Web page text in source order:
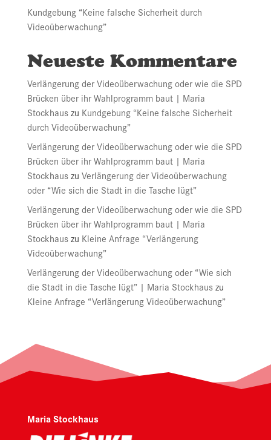
Kundgebung “Keine falsche Sicherheit durch
Videoüberwachung”
Neueste Kommentare
Verlängerung der Videoüberwachung oder wie die SPD
Brücken über ihr Wahlprogramm baut | Maria
Stockhauszu Kundgebung “Keine falsche Sicherheit
durch Videoüberwachung”
Verlängerung der Videoüberwachung oder wie die SPD
Brücken über ihr Wahlprogramm baut | Maria
Stockhauszu Verlängerung der Videoüberwachung
oder “Wie sich die Stadt in die Tasche lügt”
Verlängerung der Videoüberwachung oder wie die SPD
Brücken über ihr Wahlprogramm baut | Maria
Stockhauszu Kleine Anfrage “Verlängerung
Videoüberwachung”
Verlängerung der Videoüberwachung oder “Wie sich
die Stadt in die Tasche lügt” | Maria Stockhauszu
Kleine Anfrage “Verlängerung Videoüberwachung”
Maria Stockhaus